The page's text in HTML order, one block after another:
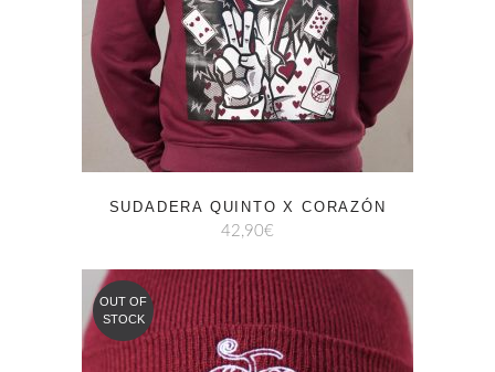
SUDADERA QUINTO X CORAZÓN
42,90€
OUT OF
STOCK